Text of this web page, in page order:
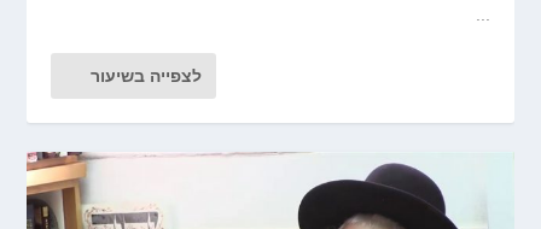
לצפייה בשיעור